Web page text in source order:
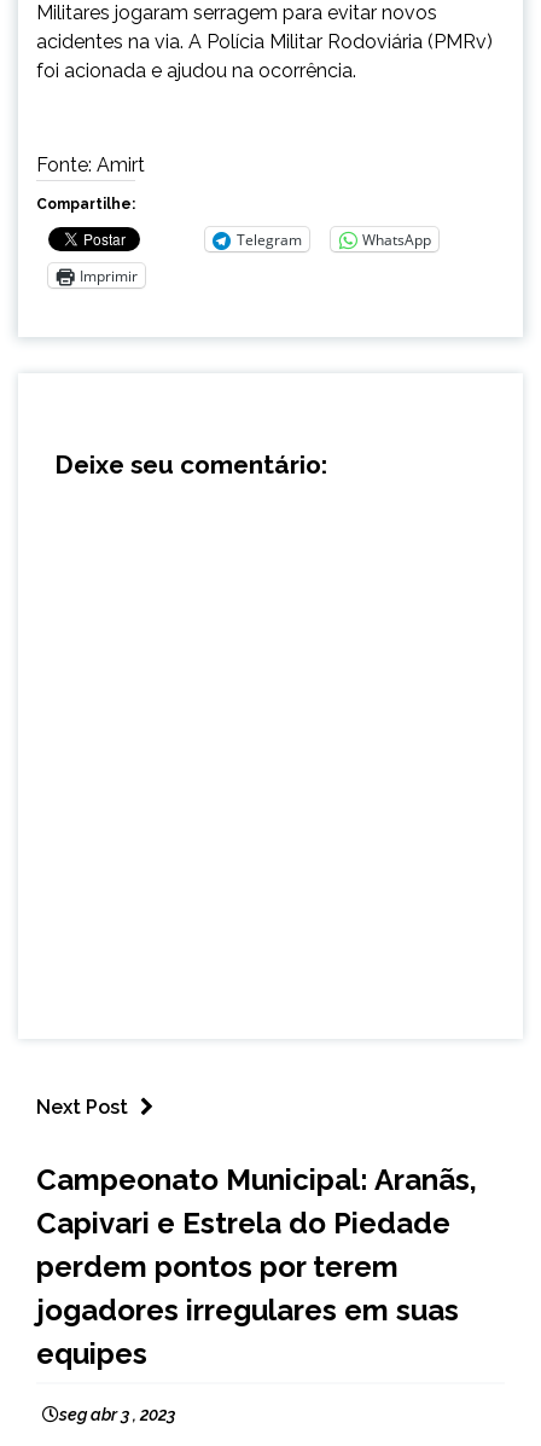
Militares jogaram serragem para evitar novos
acidentes na via. A Polícia Militar Rodoviária (PMRv)
foi acionada e ajudou na ocorrência.
Fonte: Amirt
Compartilhe:
Telegram
WhatsApp
Imprimir
Deixe seu comentário:
Next Post
ESPORTES
Campeonato Municipal: Aranãs,
Capivari e Estrela do Piedade
perdem pontos por terem
jogadores irregulares em suas
equipes
seg abr 3 , 2023